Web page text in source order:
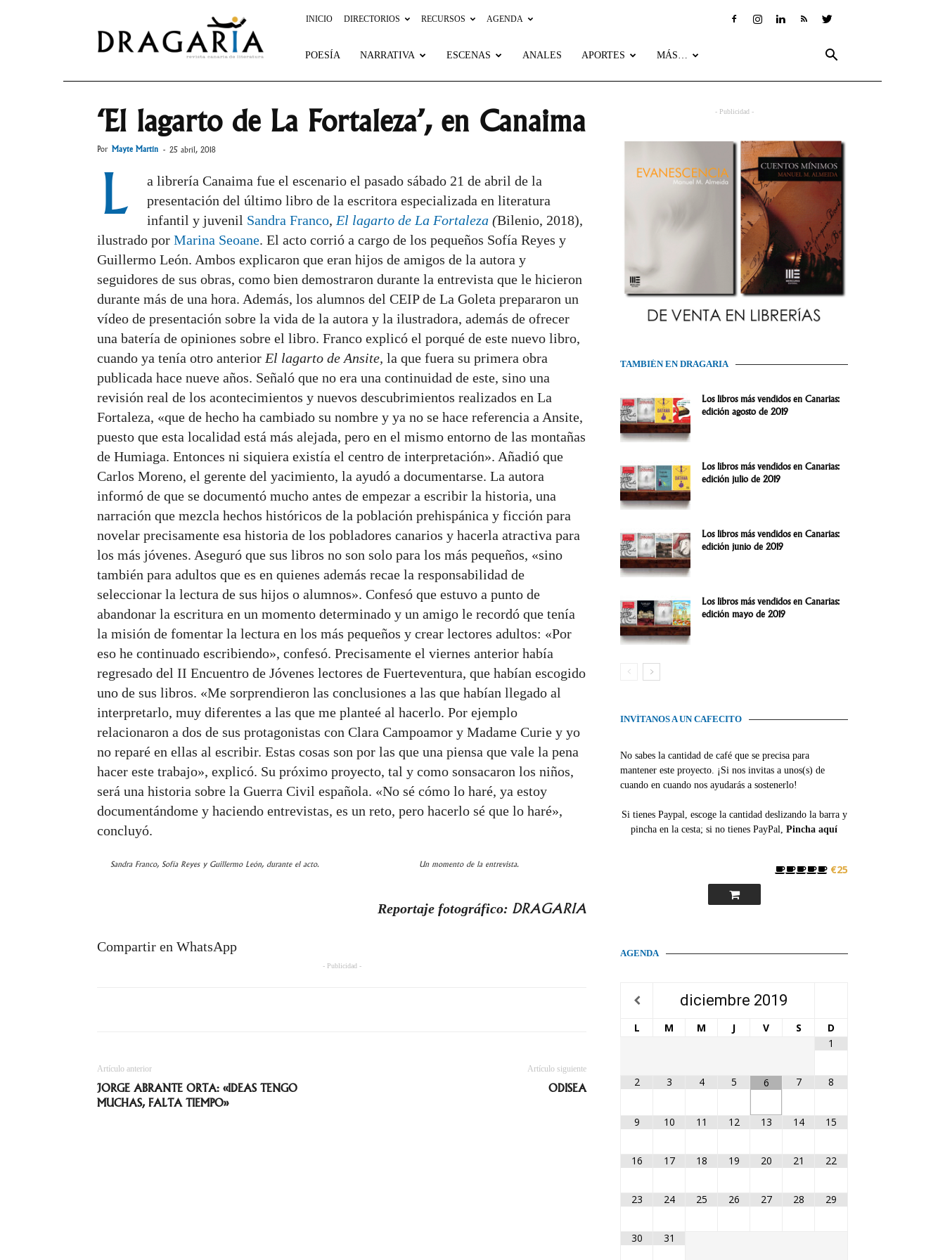
INICIO DIRECTORIOS RECURSOS AGENDA
POESÍA NARRATIVA ESCENAS ANALES APORTES MÁS…
‘El lagarto de La Fortaleza’, en Canaima
Por Mayte Martín - 25 abril, 2018
L
a librería Canaima fue el escenario el pasado sábado 21 de abril de la
presentación del último libro de la escritora especializada en literatura
infantil y juvenil Sandra Franco, El lagarto de La Fortaleza (Bilenio, 2018),
ilustrado por Marina Seoane. El acto corrió a cargo de los pequeños Sofía Reyes y
Guillermo León. Ambos explicaron que eran hijos de amigos de la autora y
seguidores de sus obras, como bien demostraron durante la entrevista que le hicieron
durante más de una hora. Además, los alumnos del CEIP de La Goleta prepararon un
vídeo de presentación sobre la vida de la autora y la ilustradora, además de ofrecer
una batería de opiniones sobre el libro. Franco explicó el porqué de este nuevo libro,
cuando ya tenía otro anterior El lagarto de Ansite, la que fuera su primera obra
publicada hace nueve años. Señaló que no era una continuidad de este, sino una
revisión real de los acontecimientos y nuevos descubrimientos realizados en La
Fortaleza, «que de hecho ha cambiado su nombre y ya no se hace referencia a Ansite,
puesto que esta localidad está más alejada, pero en el mismo entorno de las montañas
de Humiaga. Entonces ni siquiera existía el centro de interpretación». Añadió que
Carlos Moreno, el gerente del yacimiento, la ayudó a documentarse. La autora
informó de que se documentó mucho antes de empezar a escribir la historia, una
narración que mezcla hechos históricos de la población prehispánica y ficción para
novelar precisamente esa historia de los pobladores canarios y hacerla atractiva para
los más jóvenes. Aseguró que sus libros no son solo para los más pequeños, «sino
también para adultos que es en quienes además recae la responsabilidad de
seleccionar la lectura de sus hijos o alumnos». Confesó que estuvo a punto de
abandonar la escritura en un momento determinado y un amigo le recordó que tenía
la misión de fomentar la lectura en los más pequeños y crear lectores adultos: «Por
eso he continuado escribiendo», confesó. Precisamente el viernes anterior había
regresado del II Encuentro de Jóvenes lectores de Fuerteventura, que habían escogido
uno de sus libros. «Me sorprendieron las conclusiones a las que habían llegado al
interpretarlo, muy diferentes a las que me planteé al hacerlo. Por ejemplo
relacionaron a dos de sus protagonistas con Clara Campoamor y Madame Curie y yo
no reparé en ellas al escribir. Estas cosas son por las que una piensa que vale la pena
hacer este trabajo», explicó. Su próximo proyecto, tal y como sonsacaron los niños,
será una historia sobre la Guerra Civil española. «No sé cómo lo haré, ya estoy
documentándome y haciendo entrevistas, es un reto, pero hacerlo sé que lo haré»,
concluyó.
Sandra Franco, Sofía Reyes y Guillermo León, durante el acto. Un momento de la entrevista.
Reportaje fotográfico: DRAGARIA
Compartir en WhatsApp
- Publicidad -
Artículo anterior
JORGE ABRANTE ORTA: «IDEAS TENGO
MUCHAS, FALTA TIEMPO»
Artículo siguiente
ODISEA
- Publicidad -
TAMBIÉN EN DRAGARIA
Los libros más vendidos en Canarias:
edición agosto de 2019
Los libros más vendidos en Canarias:
edición julio de 2019
Los libros más vendidos en Canarias:
edición junio de 2019
Los libros más vendidos en Canarias:
edición mayo de 2019
INVÍTANOS A UN CAFECITO
No sabes la cantidad de café que se precisa para
mantener este proyecto. ¡Si nos invitas a unos(s) de
cuando en cuando nos ayudarás a sostenerlo!
Si tienes Paypal, escoge la cantidad deslizando la barra y
pincha en la cesta; si no tienes PayPal, Pincha aquí
€25
AGENDA
diciembre 2019
L M M J V S
D
1
2 3 4 5 6 7 8
9 10 11 12 13 14 15
16 17 18 19 20 21 22
23 24 25 26 27 28 29
30 31